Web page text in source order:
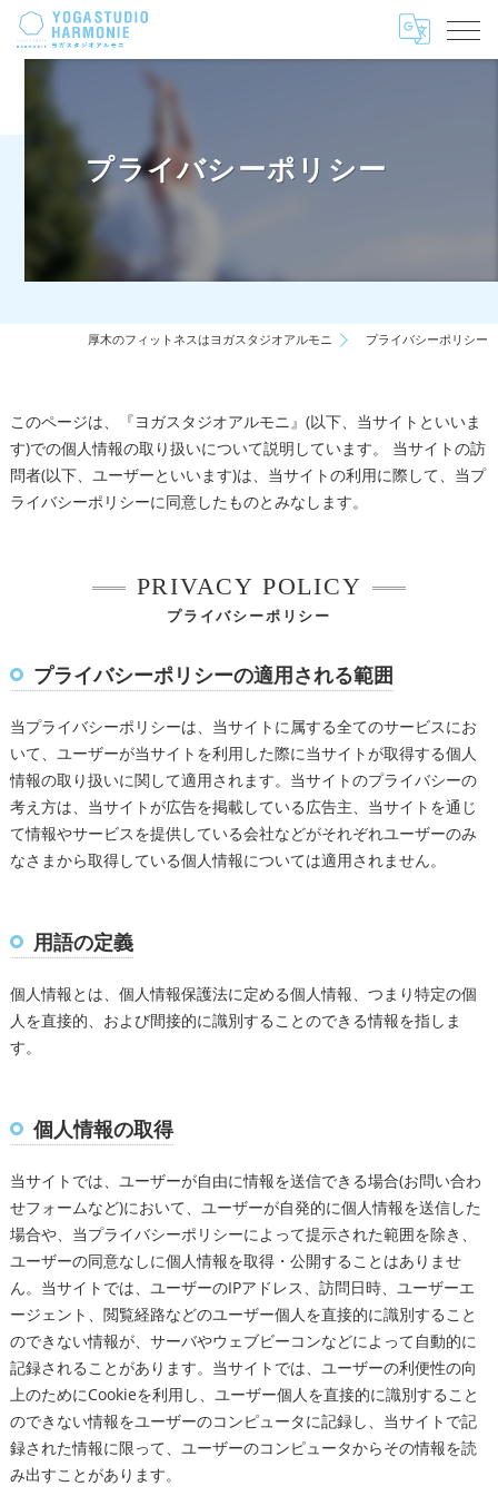
プライバシーポリシー
厚木のフィットネスはヨガスタジオアルモニ プライバシーポリシー
このページは、『ヨガスタジオアルモニ』(以下、当サイトといいま
す)での個人情報の取り扱いについて説明しています。 当サイトの訪
問者(以下、ユーザーといいます)は、当サイトの利用に際して、当プ
ライバシーポリシーに同意したものとみなします。
プライバシーポリシー
PRIVACY POLICY
プライバシーポリシーの適用される範囲
当プライバシーポリシーは、当サイトに属する全てのサービスにお
いて、ユーザーが当サイトを利用した際に当サイトが取得する個人
情報の取り扱いに関して適用されます。当サイトのプライバシーの
考え方は、当サイトが広告を掲載している広告主、当サイトを通じ
て情報やサービスを提供している会社などがそれぞれユーザーのみ
なさまから取得している個人情報については適用されません。
用語の定義
個人情報とは、個人情報保護法に定める個人情報、つまり特定の個
人を直接的、および間接的に識別することのできる情報を指しま
す。
個人情報の取得
当サイトでは、ユーザーが自由に情報を送信できる場合(お問い合わ
せフォームなど)において、ユーザーが自発的に個人情報を送信した
場合や、当プライバシーポリシーによって提示された範囲を除き、
ユーザーの同意なしに個人情報を取得・公開することはありませ
ん。当サイトでは、ユーザーのIPアドレス、訪問日時、ユーザーエ
ージェント、閲覧経路などのユーザー個人を直接的に識別すること
のできない情報が、サーバやウェブビーコンなどによって自動的に
記録されることがあります。当サイトでは、ユーザーの利便性の向
上のためにCookieを利用し、ユーザー個人を直接的に識別すること
のできない情報をユーザーのコンピュータに記録し、当サイトで記
録された情報に限って、ユーザーのコンピュータからその情報を読
み出すことがあります。